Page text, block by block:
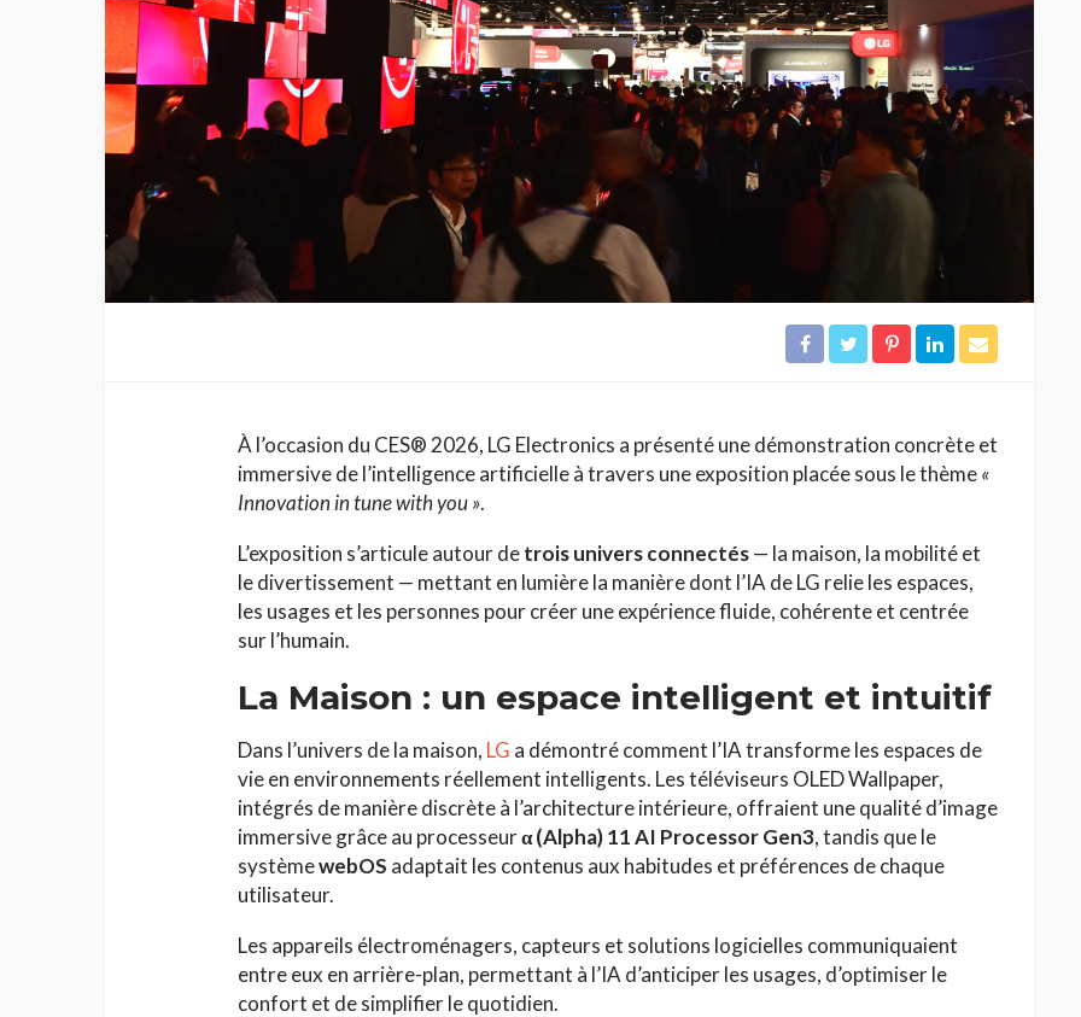
À l’occasion du CES® 2026, LG Electronics a présenté une démonstration concrète et
immersive de l’intelligence artificielle à travers une exposition placée sous le thème«
Innovation in tune with you ».
L’exposition s’articule autour detrois univers connectés— la maison, la mobilité et
le divertissement — mettant en lumière la manière dont l’IA de LG relie les espaces,
les usages et les personnes pour créer une expérience fluide, cohérente et centrée
sur l’humain.
La Maison : un espace intelligent et intuitif
Dans l’univers de la maison, LG a démontré comment l’IA transforme les espaces de
vie en environnements réellement intelligents. Les téléviseurs OLED Wallpaper,
intégrés de manière discrète à l’architecture intérieure, offraient une qualité d’image
immersive grâce au processeurα (Alpha) 11 AI Processor Gen3, tandis que le
systèmewebOS adaptait les contenus aux habitudes et préférences de chaque
utilisateur.
Les appareils électroménagers, capteurs et solutions logicielles communiquaient
entre eux en arrière-plan, permettant à l’IA d’anticiper les usages, d’optimiser le
confort et de simplifier le quotidien.
HAUTE COUTURE
Chanel Croisière 2025/26 : Une
Dolce & Gabbana à Taormina :
quand la Sicile devient